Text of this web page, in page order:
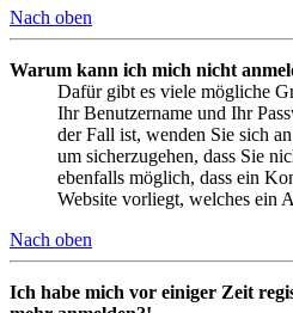
Nach oben
Warum kann ich mich nicht
Dafür gibt es viele mögliche
Ihr Benutzername und Ihr
der Fall ist, wenden Sie sich
um sicherzugehen, dass Sie
ebenfalls möglich, dass ein
Website vorliegt, welches ein
Nach oben
Ich habe mich vor einiger Zeit